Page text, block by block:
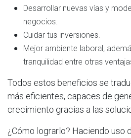
Desarrollar nuevas vías y
negocios.
Cuidar tus inversiones.
Mejor ambiente laboral,
tranquilidad entre otras
Todos estos beneficios se
más eficientes, capaces de
crecimiento gracias a las
¿Cómo lograrlo? Haciendo uso